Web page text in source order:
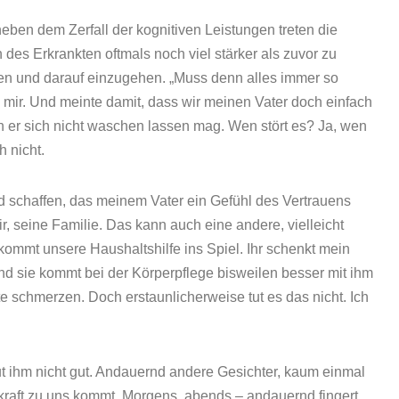
dem Zerfall der kognitiven Leistungen treten die
Erkrankten oftmals noch viel stärker als zuvor zu
und darauf einzugehen. „Muss denn alles immer so
Und meinte damit, dass wir meinen Vater doch einfach
sich nicht waschen lassen mag. Wen stört es? Ja, wen
nicht.
das meinem Vater ein Gefühl des Vertrauens
seine Familie. Das kann auch eine andere, vielleicht
unsere Haushaltshilfe ins Spiel. Ihr schenkt mein
sie kommt bei der Körperpflege bisweilen besser mit ihm
schmerzen. Doch erstaunlicherweise tut es das nicht. Ich
nicht gut. Andauernd andere Gesichter, kaum einmal
zu uns kommt. Morgens, abends – andauernd fingert